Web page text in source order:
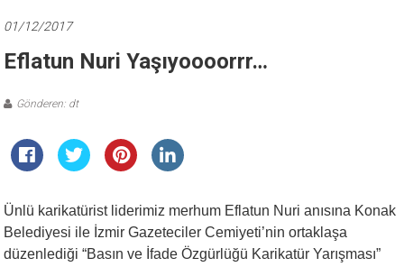
01/12/2017
Eflatun Nuri Yaşıyoooorrr…
Gönderen: dt
Ünlü karikatürist liderimiz merhum Eflatun Nuri anısına Konak
Belediyesi ile İzmir Gazeteciler Cemiyeti’nin ortaklaşa
düzenlediği “Basın ve İfade Özgürlüğü Karikatür Yarışması”